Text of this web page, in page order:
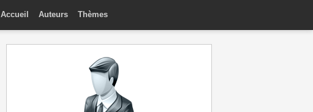
Accueil Auteurs Thèmes